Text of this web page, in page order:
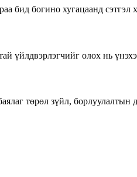
бид богино хугацаанд
үйлдвэрлэгчийг олох нь
төрөл зүйл, борлуулалтын